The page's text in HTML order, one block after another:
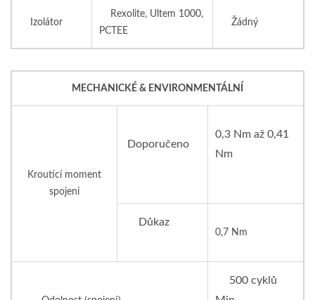
Izolátor
Rexolite, Ultem 1000,
PCTEE
Žádný
MECHANICKÉ & ENVIRONMENTÁLNÍ
Kroutící moment
spojení
Doporučeno
0,3 Nm až 0,41
Nm
Důkaz
0,7 Nm
500 cyklů